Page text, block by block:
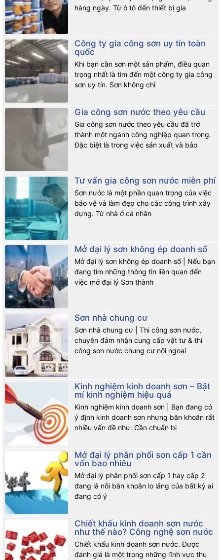
hàng ngày. Từ ô tô đến thiết bị gia
Công ty gia công sơn uy tín toàn
quốc
Khi bạn cần sơn một sản phẩm, điều quan
trọng nhất là tìm đến một công ty gia công
sơn uy tín. Sơn không chỉ
Gia công sơn nước theo yêu cầu
Gia công sơn nước theo yêu cầu đã trở
thành một ngành công nghiệp quan trọng.
Đặc biệt là trong việc sản xuất và bảo
Tư vấn gia công sơn nước miễn phí
Sơn nước là một phần quan trọng của việc
bảo vệ và làm đẹp cho các công trình xây
dựng. Từ nhà ở cá nhân
Mở đại lý sơn không ép doanh số
Mở đại lý sơn không ép doanh số | Nếu bạn
đang tìm những thông tin liên quan đến
việc mở đại lý Sơn thành
Sơn nhà chung cư
Sơn nhà chung cư | Thi công sơn nước,
chuyên đảm nhận cung cấp vật tư & thi
công sơn nước chung cư nội ngoại
Kinh nghiệm kinh doanh sơn – Bật
mí kinh nghiệm hiệu quả
Kinh nghiệm kinh doanh sơn | Bạn đang có
ý định kinh doanh sơn nhưng băn khoăn rất
nhiều vấn đề như: Cần chuẩn bị
Mở đại lý phân phối sơn cấp 1 cần
vốn bao nhiêu
Mở đại lý phân phối sơn cấp 1 hay cấp 2
đang là nỗi băn khoăn lo lắng của bất kỳ ai
đang có ý
Chiết khấu kinh doanh sơn nước
như thế nào? Công nghệ sơn nước
Chiết khấu kinh doanh sơn nước. Được
đánh giá là một trong những lĩnh vực thu